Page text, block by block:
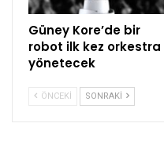
Güney Kore’de bir
robot ilk kez orkestra
yönetecek
ÖNCEKI SONRAKI